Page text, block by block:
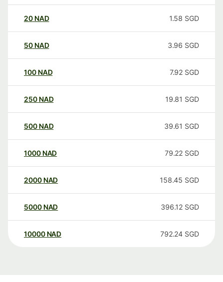
20 NAD 1.58 SGD
50 NAD 3.96 SGD
100 NAD 7.92 SGD
250 NAD 19.81 SGD
500 NAD 39.61 SGD
1000 NAD 79.22 SGD
2000 NAD 158.45 SGD
5000 NAD 396.12 SGD
10000 NAD 792.24 SGD